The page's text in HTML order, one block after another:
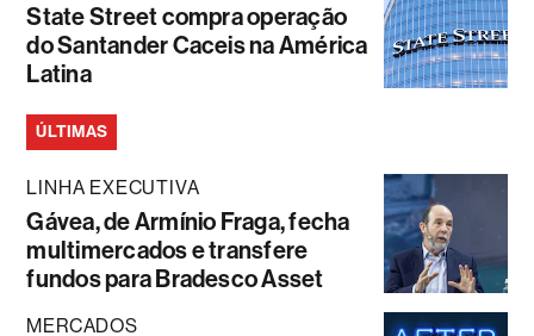
State Street compra operação
do Santander Caceis na América
Latina
ÚLTIMAS
LINHA EXECUTIVA
Gávea, de Armínio Fraga, fecha
multimercados e transfere
fundos para Bradesco Asset
MERCADOS